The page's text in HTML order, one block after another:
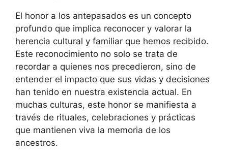
El honor a los antepasados es un concepto
profundo que implica reconocer y valorar la
herencia cultural y familiar que hemos recibido.
Este reconocimiento no solo se trata de
recordar a quienes nos precedieron, sino de
entender el impacto que sus vidas y decisiones
han tenido en nuestra existencia actual. En
muchas culturas, este honor se manifiesta a
través de rituales, celebraciones y prácticas
que mantienen viva la memoria de los
ancestros.